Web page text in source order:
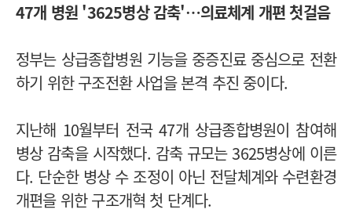
47개 병원 '3625병상 감축'…의료체계 개편 첫걸음
정부는 상급종합병원 기능을 중증진료 중심으로 전환
하기 위한 구조전환 사업을 본격 추진 중이다.
지난해 10월부터 전국 47개 상급종합병원이 참여해
병상 감축을 시작했다. 감축 규모는 3625병상에 이른
다. 단순한 병상 수 조정이 아닌 전달체계와 수련환경
개편을 위한 구조개혁 첫 단계다.